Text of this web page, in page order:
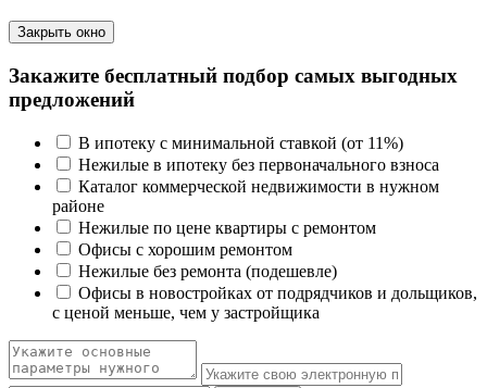
Закрыть окно
Закажите бесплатный подбор самых выгодных
предложений
В ипотеку с минимальной ставкой (от 11%)
Нежилые в ипотеку без первоначального взноса
Каталог коммерческой недвижимости в нужном
районе
Нежилые по цене квартиры с ремонтом
Офисы с хорошим ремонтом
Нежилые без ремонта (подешевле)
Офисы в новостройках от подрядчиков и дольщиков,
с ценой меньше, чем у застройщика